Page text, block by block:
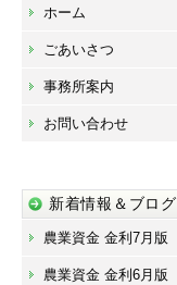
ホーム
ごあいさつ
事務所案内
お問い合わせ
新着情報＆ブログ
農業資金 金利7月版
農業資金 金利6月版